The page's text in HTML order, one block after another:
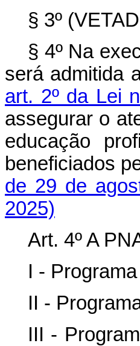
§ 3º
§ 4º Na
será admitida
art. 2º da Lei
assegurar o
educação
beneficiados
de 29 de
2025)
Art. 4º A
I -
II -
III -